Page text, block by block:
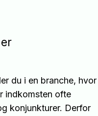
du i en branche, hvor
indkomsten ofte
konjunkturer. Derfor